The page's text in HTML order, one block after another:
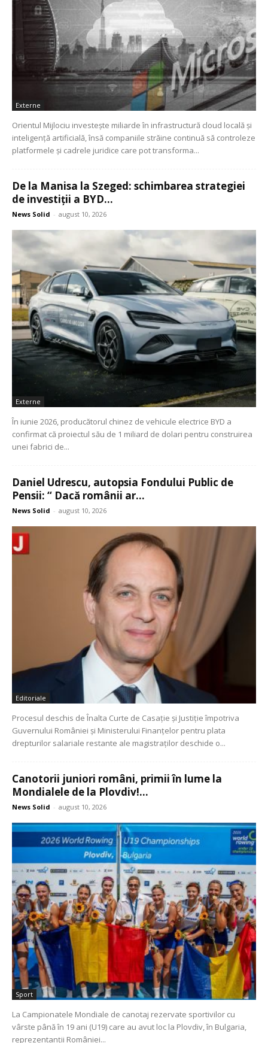
Externe
Orientul Mijlociu investește miliarde în infrastructură cloud locală și
inteligență artificială, însă companiile străine continuă să controleze
platformele și cadrele juridice care pot transforma...
De la Manisa la Szeged: schimbarea strategiei
de investiții a BYD...
News Solid - august 10, 2026
Externe
În iunie 2026, producătorul chinez de vehicule electrice BYD a
confirmat că proiectul său de 1 miliard de dolari pentru construirea
unei fabrici de...
Daniel Udrescu, autopsia Fondului Public de
Pensii: “ Dacă românii ar...
News Solid - august 10, 2026
Editoriale
Procesul deschis de Înalta Curte de Casație și Justiție împotriva
Guvernului României și Ministerului Finanțelor pentru plata
drepturilor salariale restante ale magistraților deschide o...
Canotorii juniori români, primii în lume la
Mondialele de la Plovdiv!...
News Solid - august 10, 2026
Sport
La Campionatele Mondiale de canotaj rezervate sportivilor cu
vârste până în 19 ani (U19) care au avut loc la Plovdiv, în Bulgaria,
reprezentanții României...